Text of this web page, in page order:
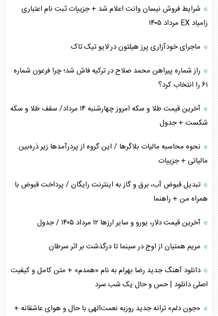
شرایط فروش نیسان وانت اعلام شد + جزییات ثبت نام اعتباری
زامیاد EX مرداد ۱۴۰۵
ماجرای خودآزاری پرز هیلتون در لایو تیک تاک
راز شماره پیراهن محمد صلاح در ترکیه فاش شد؛ چرا فرعون شماره
۶۱ را انتخاب کرد؟
آخرین قیمت طلا و سکه امروز چهارشنبه ۱۴ مرداد/ سقف طلا و سکه
شکست + جدول
نحوه محاسبه مالیات بلاگر‌ها / این گروه از پردرآمد‌ها زیر ذره‌بین
مالیاتی + جزییات
تبدیل قبوض آب، برق و گاز به اینترنت رایگان / پرداخت قبوض با
همراه من + راهنما
آخرین قیمت دلار، یورو و سایر ارز‌ها ۱۲ مرداد ۱۴۰۵ / جدول
مریم همتیان از اوج در سینما تا درگذشت بر اثر سرطان
دانلود آهنگ جدید رضا بهرام به نام «همدم» + متن کامل و کیفیت
اصلی دانلود | حس و حال یک شب سرد
«جون دلم» ترانه جدید روزبه نعمت‌الهی با حال و هوای عاشقانه +